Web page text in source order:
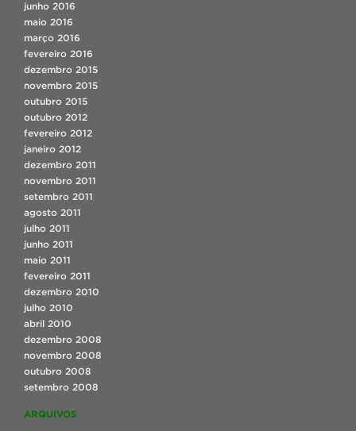
junho 2016
maio 2016
março 2016
fevereiro 2016
dezembro 2015
novembro 2015
outubro 2015
outubro 2012
fevereiro 2012
janeiro 2012
dezembro 2011
novembro 2011
setembro 2011
agosto 2011
julho 2011
junho 2011
maio 2011
fevereiro 2011
dezembro 2010
julho 2010
abril 2010
dezembro 2008
novembro 2008
outubro 2008
setembro 2008
ARQUIVOS